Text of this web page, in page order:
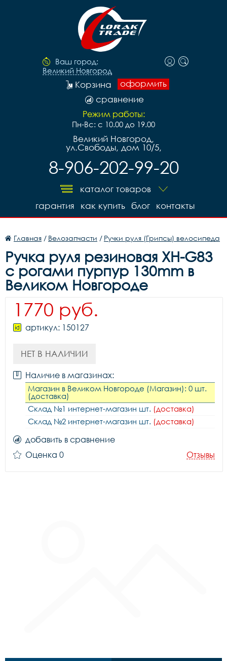
Ваш город:
Великий Новгород
оформить
Корзина
сравнение
Режим работы:
Пн-Вс: с 10.00 до 19.00
Великий Новгород,
ул.Свободы, дом 10/5,
8-906-202-99-20
каталог товаров
контакты
блог
как купить
гарантия
Главная / Велозапчасти / Ручки руля (Грипсы) велосипеда
Ручка руля резиновая XH-G83
c рогами пурпур 130mm в
Великом Новгороде
1770 руб.
артикул: 150127
НЕТ В НАЛИЧИИ
Наличие в магазинах:
Магазин в Великом Новгороде (Магазин): 0 шт.
(доставка)
Склад №1 интернет-магазин шт. (доставка)
Склад №2 интернет-магазин шт. (доставка)
добавить в сравнение
Оценка 0
Отзывы